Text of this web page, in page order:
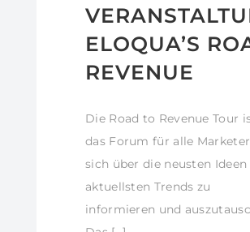
ELOQUA’S
REVENUE
Die Road to Revenue Tour
das Forum für alle
sich über die neusten Ideen
aktuellsten Trends zu
informieren und